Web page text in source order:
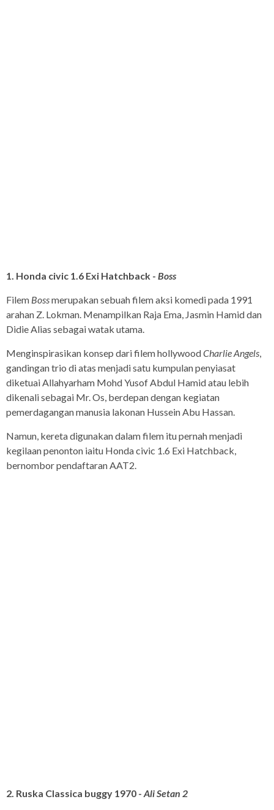
1. Honda civic 1.6 Exi Hatchback - Boss
Filem Bossmerupakan sebuah filem aksi komedi pada 1991
arahan Z. Lokman. Menampilkan Raja Ema, Jasmin Hamid dan
Didie Alias sebagai watak utama.
Menginspirasikan konsep dari filem hollywoodCharlie Angels,
gandingan trio di atas menjadi satu kumpulan penyiasat
diketuai Allahyarham Mohd Yusof Abdul Hamid atau lebih
dikenali sebagai Mr. Os, berdepan dengan kegiatan
pemerdagangan manusia lakonan Hussein Abu Hassan.
Namun, kereta digunakan dalam filem itu pernah menjadi
kegilaan penonton iaitu Honda civic 1.6 Exi Hatchback,
bernombor pendaftaran AAT2.
2. Ruska Classica buggy 1970 - Ali Setan 2